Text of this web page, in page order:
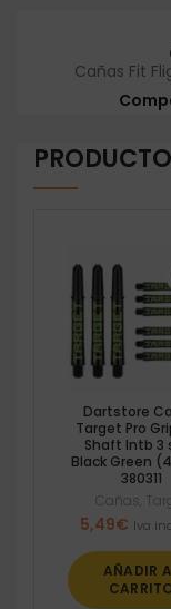
Cañas Fit
Dartstore
Target Pro
Shaft Intb 3
Black Green
380311
Cañas
5,49€ Iva
AÑADIR